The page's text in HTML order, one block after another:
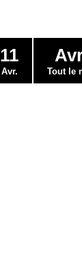
11
Avr. Tout le